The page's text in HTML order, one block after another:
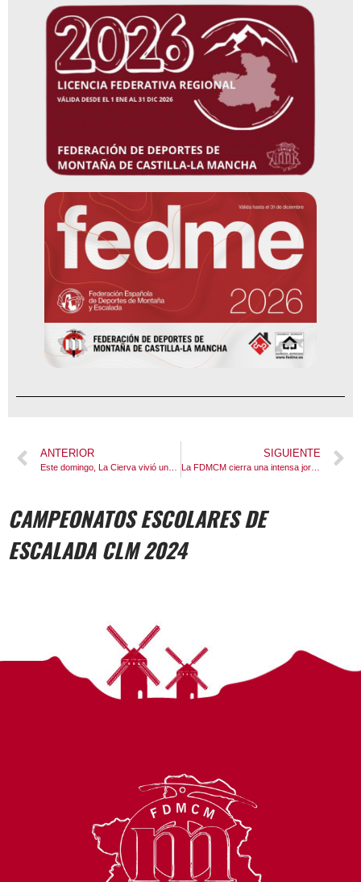
ANTERIOR SIGUIENTE
La FDMCM cierra una intensa jornada en el Sports Summit Madrid 2026 con la visita institucional del Director General de Juventud y Deportes de la JCCM al stand de la federación
CAMPEONATOS ESCOLARES DE
ESCALADA CLM 2024